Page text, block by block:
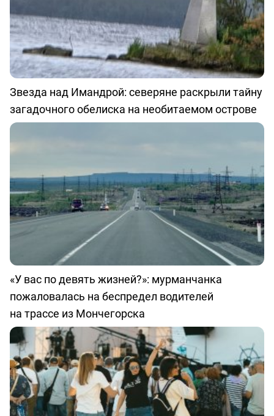
Звезда над Имандрой: северяне раскрыли тайну
загадочного обелиска на необитаемом острове
«У вас по девять жизней?»: мурманчанка
пожаловалась на беспредел водителей
на трассе из Мончегорска